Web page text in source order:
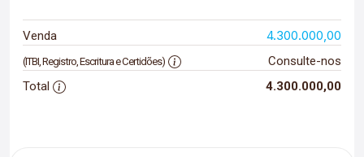
Venda 4.300.000,00
(ITBI, Registro, Escritura e Certidões)
Consulte-nos
Total
4.300.000,00